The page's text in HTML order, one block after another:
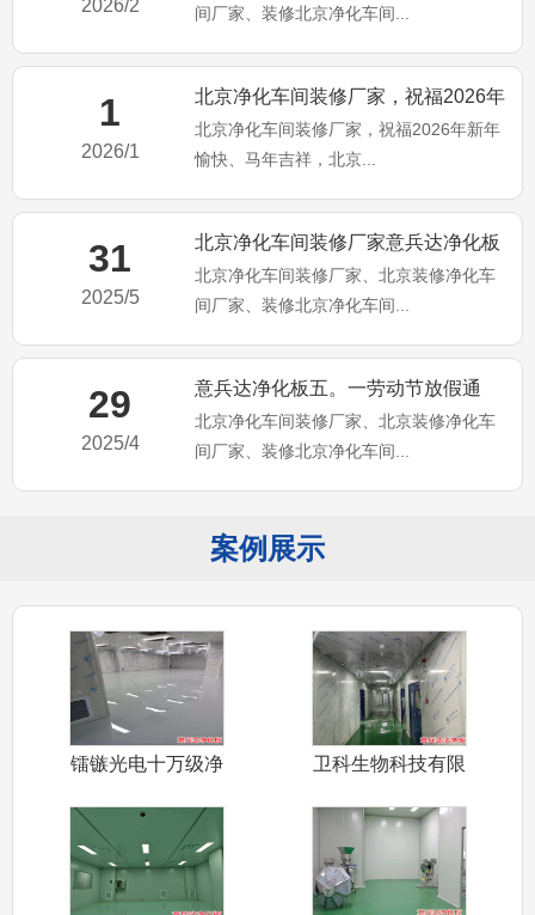
2026/2
间厂家、装修北京净化车间...
1
2026/1
北京净化车间装修厂家，祝福2026年
新年愉快、马年吉祥，北
北京净化车间装修厂家，祝福2026年新年
愉快、马年吉祥，北京...
31
2025/5
北京净化车间装修厂家意兵达净化板
公司端午佳节！祝大家端午安
北京净化车间装修厂家、北京装修净化车
间厂家、装修北京净化车间...
29
2025/4
意兵达净化板五。一劳动节放假通
知，北京净化车间装修厂家
北京净化车间装修厂家、北京装修净化车
间厂家、装修北京净化车间...
案例展示
镭镞光电十万级净
卫科生物科技有限